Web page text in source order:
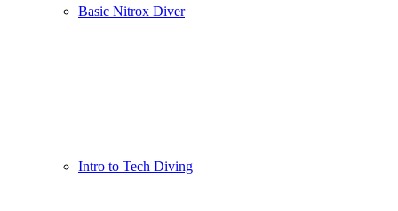
Basic Nitrox Diver
Intro to Tech Diving